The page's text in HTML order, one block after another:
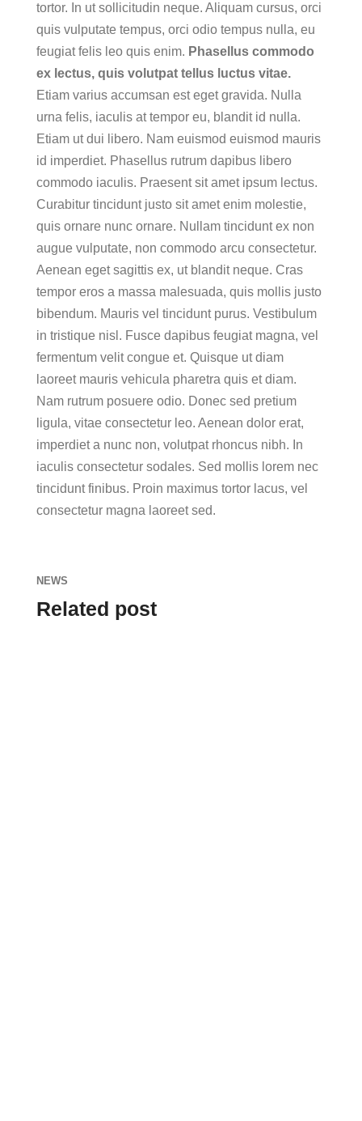
tortor. In ut sollicitudin neque. Aliquam cursus, orci
quis vulputate tempus, orci odio tempus nulla, eu
feugiat felis leo quis enim. Phasellus commodo
ex lectus, quis volutpat tellus luctus vitae.
Etiam varius accumsan est eget gravida. Nulla
urna felis, iaculis at tempor eu, blandit id nulla.
Etiam ut dui libero. Nam euismod euismod mauris
id imperdiet. Phasellus rutrum dapibus libero
commodo iaculis. Praesent sit amet ipsum lectus.
Curabitur tincidunt justo sit amet enim molestie,
quis ornare nunc ornare. Nullam tincidunt ex non
augue vulputate, non commodo arcu consectetur.
Aenean eget sagittis ex, ut blandit neque. Cras
tempor eros a massa malesuada, quis mollis justo
bibendum. Mauris vel tincidunt purus. Vestibulum
in tristique nisl. Fusce dapibus feugiat magna, vel
fermentum velit congue et. Quisque ut diam
laoreet mauris vehicula pharetra quis et diam.
Nam rutrum posuere odio. Donec sed pretium
ligula, vitae consectetur leo. Aenean dolor erat,
imperdiet a nunc non, volutpat rhoncus nibh. In
iaculis consectetur sodales. Sed mollis lorem nec
tincidunt finibus. Proin maximus tortor lacus, vel
consectetur magna laoreet sed.
NEWS
Related post